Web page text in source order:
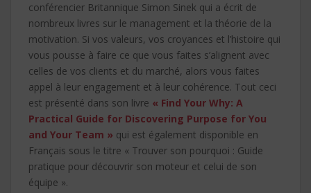
conférencier Britannique Simon Sinek qui a écrit de
nombreux livres sur le management et la théorie de la
motivation. Si vos valeurs, vos croyances et l’histoire qui
vous pousse à faire ce que vous faites s’alignent avec
celles de vos clients et du marché, alors vous faites
appel à leur engagement et à leur cohérence. Tout ceci
est présenté dans son livre « Find Your Why: A
Practical Guide for Discovering Purpose for You
and Your Team » qui est également disponible en
Français sous le titre « Trouver son pourquoi : Guide
pratique pour découvrir son moteur et celui de son
équipe ».